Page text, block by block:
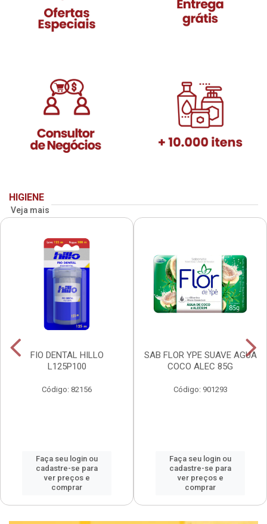
HIGIENE
Veja mais
FIO DENTAL HILLO
L125P100
Código: 82156
Faça seu login ou
cadastre-se para
ver preços e
comprar
SAB FLOR YPE SUAVE AGUA
COCO ALEC 85G
Código: 901293
Faça seu login ou
cadastre-se para
ver preços e
comprar